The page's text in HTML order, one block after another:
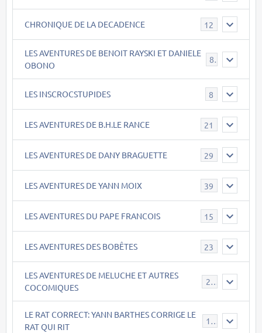
CHRONIQUE DE LA DECADENCE 12
LES AVENTURES DE BENOIT RAYSKI ET DANIELE
OBONO
8
LES INSCROCSTUPIDES 8
LES AVENTURES DE B.H.LE RANCE 21
LES AVENTURES DE DANY BRAGUETTE 29
LES AVENTURES DE YANN MOIX 39
LES AVENTURES DU PAPE FRANCOIS 15
LES AVENTURES DES BOBÊTES 23
LES AVENTURES DE MELUCHE ET AUTRES
COCOMIQUES
22
LE RAT CORRECT: YANN BARTHES CORRIGE LE
RAT QUI RIT
15